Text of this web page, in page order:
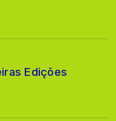
Edições